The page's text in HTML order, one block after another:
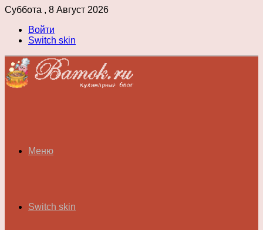
Суббота , 8 Август 2026
Войти
Switch skin
Меню
Switch skin